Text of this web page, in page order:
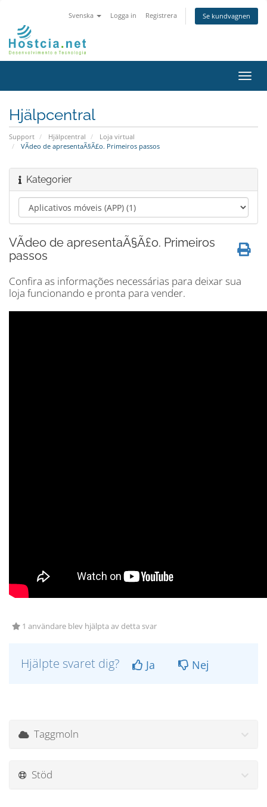
Svenska Logga in Registrera Se kundvagnen
Växla
Hjälpcentral
Support Hjälpcentral
Loja virtual
VÃ­deo de apresentaÃ§Ã£o. Primeiros passos
Kategorier
VÃ­deo de apresentaÃ§Ã£o. Primeiros
passos
Confira as informações necessárias para deixar sua
loja funcionando e pronta para vender.
1 användare blev hjälpta av detta svar
Hjälpte svaret dig? Ja Nej
Taggmoln
Stöd